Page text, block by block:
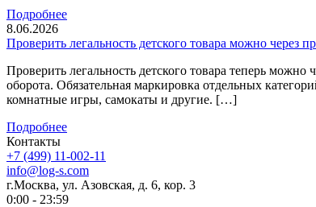
Подробнее
8.06.2026
Проверить легальность детского товара можно через
Проверить легальность детского товара теперь
оборота. Обязательная маркировка отдельных
комнатные игры, самокаты и другие. […]
Подробнее
Контакты
+7 (499) 11-002-11
info@log-s.com
г.Москва, ул. Азовская, д. 6, кор. 3
0:00 - 23:59